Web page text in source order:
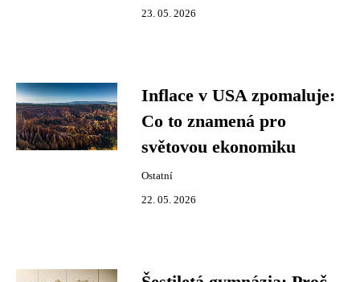
23. 05. 2026
Inflace v USA zpomaluje:
Co to znamená pro
světovou ekonomiku
Ostatní
22. 05. 2026